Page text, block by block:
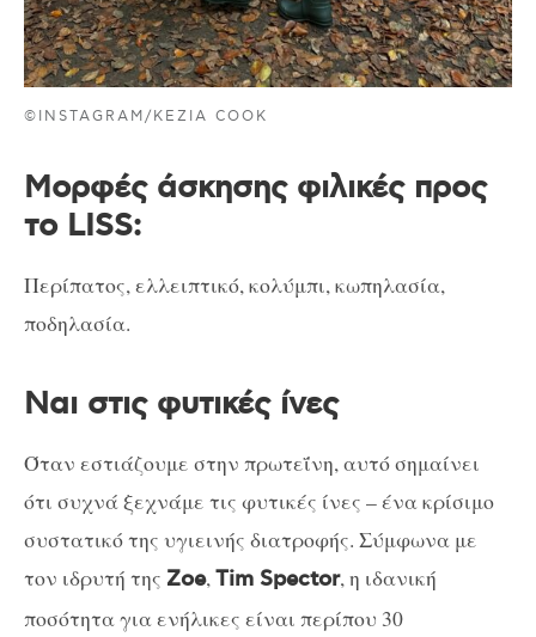
©INSTAGRAM/KEZIA COOK
Μορφές άσκησης φιλικές προς
το LISS:
Περίπατος, ελλειπτικό, κολύμπι, κωπηλασία,
ποδηλασία.
Ναι στις φυτικές ίνες
Όταν εστιάζουμε στην πρωτεΐνη, αυτό σημαίνει
ότι συχνά ξεχνάμε τις φυτικές ίνες – ένα κρίσιμο
συστατικό της υγιεινής διατροφής. Σύμφωνα με
τον ιδρυτή της Zoe, Tim Spector, η ιδανική
ποσότητα για ενήλικες είναι περίπου 30